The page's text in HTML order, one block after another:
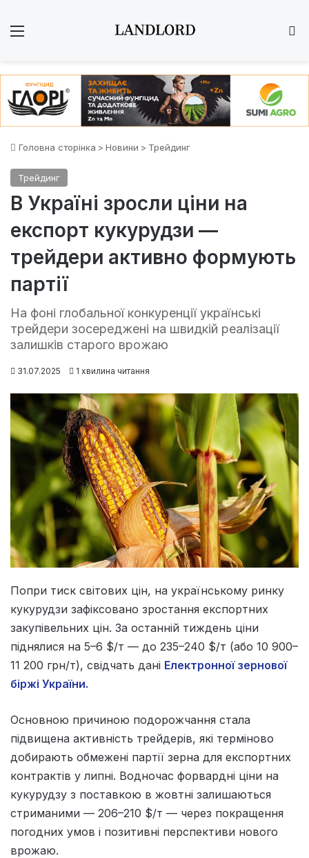
Головна сторінка > Новини > Трейдинг
Трейдинг
В Україні зросли ціни на
експорт кукурудзи —
трейдери активно формують
партії
На фоні глобальної конкуренції українські
трейдери зосереджені на швидкій реалізації
залишків старого врожаю
31.07.2025 1 хвилина читання
Попри тиск світових цін, на українському ринку
кукурудзи зафіксовано зростання експортних
закупівельних цін. За останній тиждень ціни
піднялися на 5–6 $/т — до 235–240 $/т (або 10 900–
11 200 грн/т), свідчать дані Електронної зернової
біржі України.
Основною причиною подорожчання стала
підвищена активність трейдерів, які терміново
добирають обмежені партії зерна для експортних
контрактів у липні. Водночас форвардні ціни на
кукурудзу з поставкою в жовтні залишаються
стриманими — 206–210 $/т — через покращення
погодних умов і позитивні перспективи нового
врожаю.